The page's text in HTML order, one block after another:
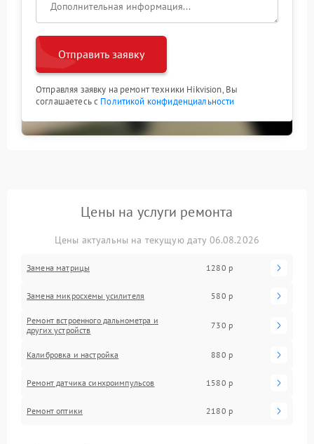
Отправить заявку
Отправляя заявку на ремонт техники Hikvision, Вы
соглашаетесь с Политикой конфиденциальности
Цены на услуги ремонта
Цены актуальны на текущую дату 06.08.2026
Замена матрицы 1280 р
Замена микросхемы усилителя 580 р
Ремонт встроенного дальнометра и
других устройств
730 р
Калибровка и настройка 880 р
Ремонт датчика синхроимпульсов 1580 р
Ремонт оптики 2180 р